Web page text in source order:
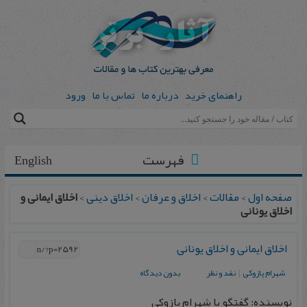
راهنمای خرید درباره ما تماس با ما ورود
English فهرست
صفحه اول>مقالات>اخلاق و عرفان>اخلاق دینی>اخلاق ایمانی و
اخلاق یونانی
اخلاق ایمانی و اخلاق یونانی
شهرام پازوکی |نقد و نظر بدون دیدگاه
نویسنده: گفتگو با شهرام پازوکی